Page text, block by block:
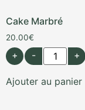
Cake Marbré
20.00€
+ - +
Ajouter au panier